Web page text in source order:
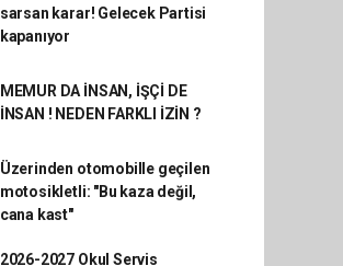
sarsan karar! Gelecek Partisi
kapanıyor
MEMUR DA İNSAN, İŞÇİ DE
İNSAN ! NEDEN FARKLI İZİN ?
Üzerinden otomobille geçilen
motosikletli: "Bu kaza değil,
cana kast"
2026-2027 Okul Servis